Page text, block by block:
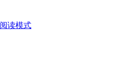
阅读模式